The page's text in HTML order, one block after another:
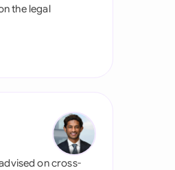
the legal
on cross-